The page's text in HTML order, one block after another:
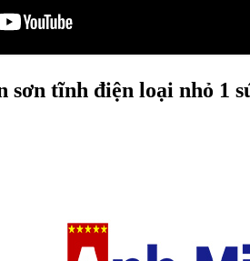
sơn tĩnh điện loại nhỏ 1